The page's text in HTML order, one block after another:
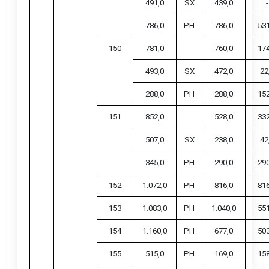
491,0 SX 439,0 -
786,0 PH 786,0
150 781,0 760,0
493,0 SX 472,0
288,0 PH 288,0
151 852,0 528,0
507,0 SX 238,0
345,0 PH 290,0
152 1.072,0 PH 816,0
153 1.083,0 PH 1.040,0
154 1.160,0 PH 677,0
155 515,0 PH 169,0